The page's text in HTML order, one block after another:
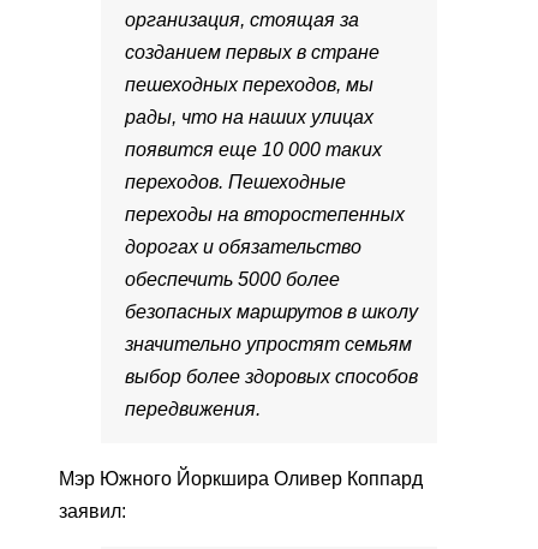
организация, стоящая за
созданием первых в стране
пешеходных переходов, мы
рады, что на наших улицах
появится еще 10 000 таких
переходов. Пешеходные
переходы на второстепенных
дорогах и обязательство
обеспечить 5000 более
безопасных маршрутов в школу
значительно упростят семьям
выбор более здоровых способов
передвижения.
Мэр Южного Йоркшира Оливер Коппард
заявил: